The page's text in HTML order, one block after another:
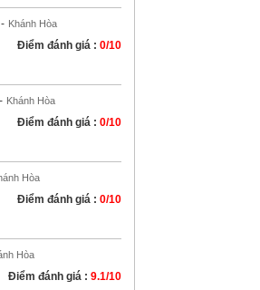
- Khánh Hòa
Điểm đánh giá : 0/10
- Khánh Hòa
Điểm đánh giá : 0/10
Hòa
Điểm đánh giá : 0/10
Hòa
Điểm đánh giá : 9.1/10